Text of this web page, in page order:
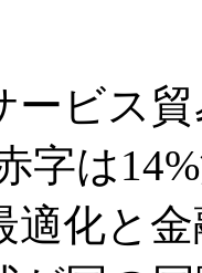
ービス
字は
適化と